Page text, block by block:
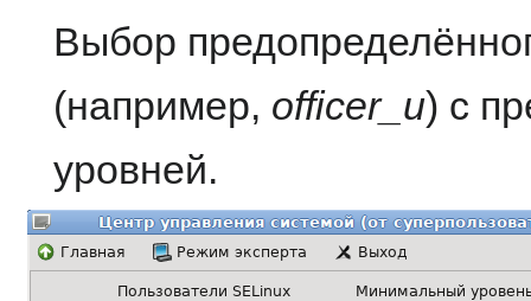
Выбор
(например, officer_u) с
уровней.